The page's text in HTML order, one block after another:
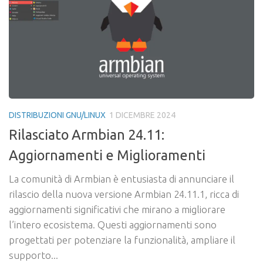
DISTRIBUZIONI GNU/LINUX 1 DICEMBRE 2024
Rilasciato Armbian 24.11:
Aggiornamenti e Miglioramenti
La comunità di Armbian è entusiasta di annunciare il
rilascio della nuova versione Armbian 24.11.1, ricca di
aggiornamenti significativi che mirano a migliorare
l’intero ecosistema. Questi aggiornamenti sono
progettati per potenziare la funzionalità, ampliare il
supporto...